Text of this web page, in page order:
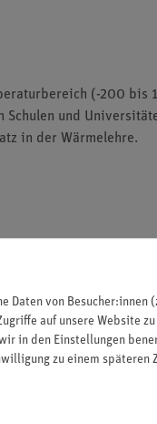
(-200 bis
und
in der Wärmelehre.
Daten von Besucher:innen
auf unsere Website zu
in den Einstellungen
zu einem späteren